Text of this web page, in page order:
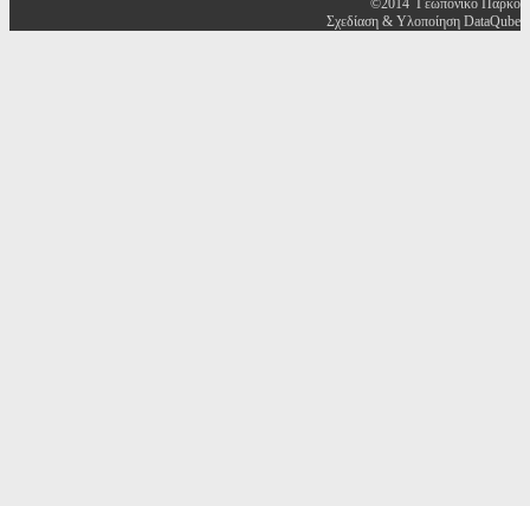
©2014 Γεωπονικό Πάρκο
Σχεδίαση & Υλοποίηση DataQube